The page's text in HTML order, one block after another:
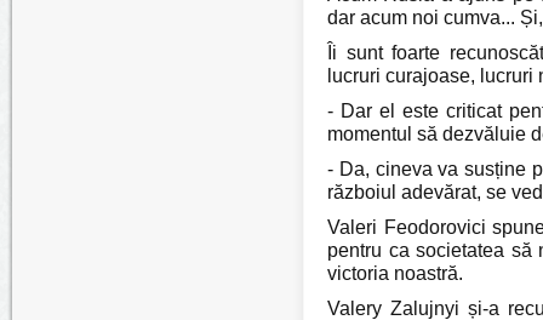
dar acum noi cumva...
Îi sunt foarte
lucruri curajoase,
- Dar el este criticat
momentul să dezvăluie
- Da, cineva va susține
războiul adevărat, se
Valeri Feodorovici
pentru ca societatea
victoria noastră.
Valery Zalujnyi și-a